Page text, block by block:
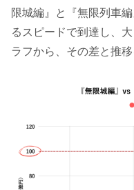
限城編』と『無限列車
るスピードで到達し、
ラフから、その差と推